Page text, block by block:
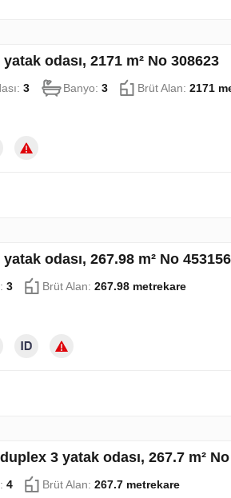
odası, 2171 m² No 308623
3 Banyo: 3 Brüt Alan: 2171
odası, 267.98 m² No 453156
3 Brüt Alan: 267.98 metrekare
3 yatak odası, 267.7 m²
4 Brüt Alan: 267.7 metrekare